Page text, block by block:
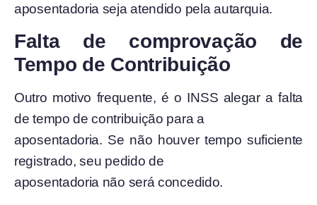
aposentadoria seja atendido pela autarquia.
Falta de comprovação de
Tempo de Contribuição
Outro motivo frequente, é o INSS alegar a falta
de tempo de contribuição para a
aposentadoria. Se não houver tempo suficiente
registrado, seu pedido de
aposentadoria não será concedido.